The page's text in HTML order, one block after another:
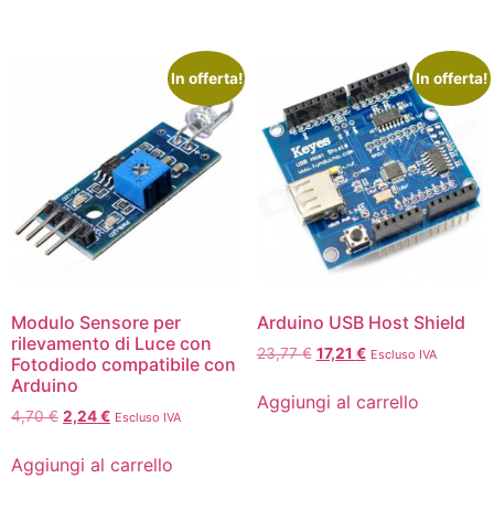
In offerta!
Modulo Sensore per
rilevamento di Luce con
Fotodiodo compatibile con
Arduino
4,70€ 2,24€ Escluso IVA
Aggiungi al carrello
In offerta!
Arduino USB Host Shield
23,77€ 17,21 € Escluso IVA
Aggiungi al carrello